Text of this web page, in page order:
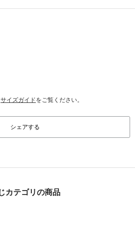
サイズガイドをご覧ください。
シェアする
カテゴリの商品